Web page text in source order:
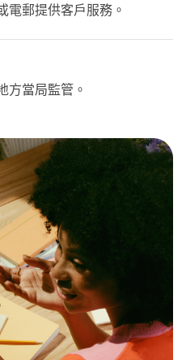
電郵提供客戶服務。
方當局監管。